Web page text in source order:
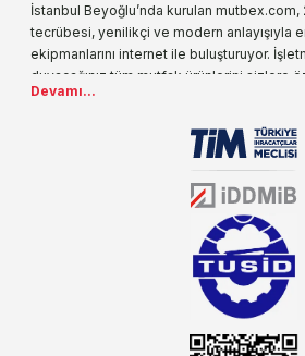
İstanbul Beyoğlu’nda kurulan
tecrübesi, yenilikçi ve modern anlayışıyla
ekipmanlarını internet ile buluşturuyor.
duyacağınız tüm mutfak ürünlerini sizlere
Endüstriyel mutfak malzemesi deyince
sektörün farklı alanlarında da faliyet
Öztiryakiler resmi bayisidir. Öztiryakiler
donanıma sahip ekibi ile müşterilerine
mutbex.com ile endüstriyel mutfak
alacağınız hizmet standartların her zaman
Devamı...